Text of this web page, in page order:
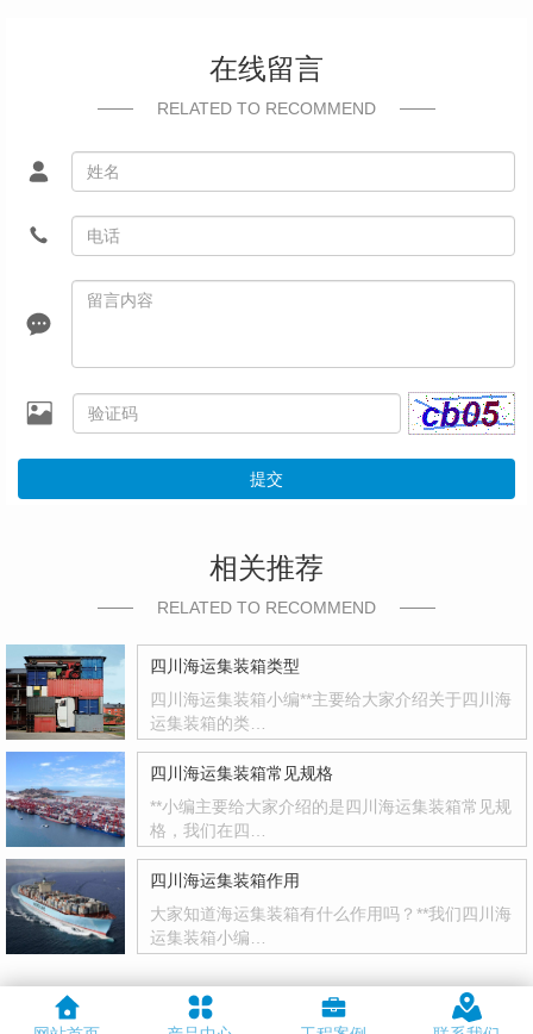
在线留言
RELATED TO RECOMMEND
提交
相关推荐
RELATED TO RECOMMEND
四川海运集装箱类型
四川海运集装箱小编**主要给大家介绍关于四川海
运集装箱的类…
四川海运集装箱常见规格
**小编主要给大家介绍的是四川海运集装箱常见规
格，我们在四…
四川海运集装箱作用
大家知道海运集装箱有什么作用吗？**我们四川海
运集装箱小编…